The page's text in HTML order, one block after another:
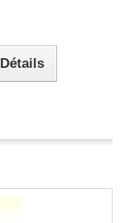
Détails